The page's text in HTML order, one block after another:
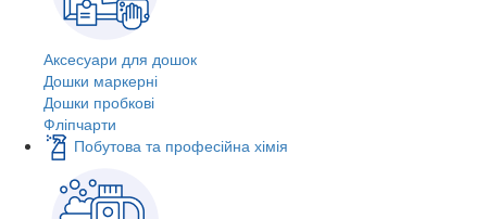
Аксесуари для дошок
Дошки маркерні
Дошки пробкові
Фліпчарти
Побутова та професійна хімія